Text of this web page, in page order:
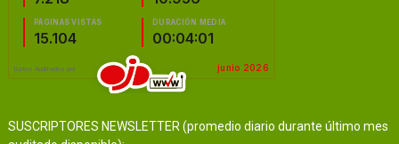
SUSCRIPTORES NEWSLETTER (promedio diario durante último mes